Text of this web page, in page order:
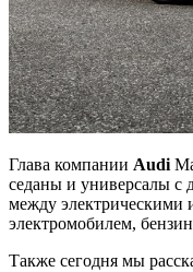
Глава компании Audi
седаны и универсалы с
между электрическими
электромобилем,
Также сегодня мы